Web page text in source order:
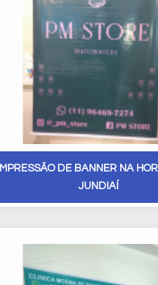
IMPRESSÃO DE BANNER NA
JUNDIAÍ